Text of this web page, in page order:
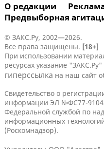
О редакции
Предвыборная
© ЗАКС.Ру, 2002—2026.
Все права защищены. [18+]
При использовании
ресурсах указание
гиперссылка на наш сайт
Свидетельство о
информации ЭЛ №ФС77-
Федеральной службой по
информационных
(Роскомнадзор).